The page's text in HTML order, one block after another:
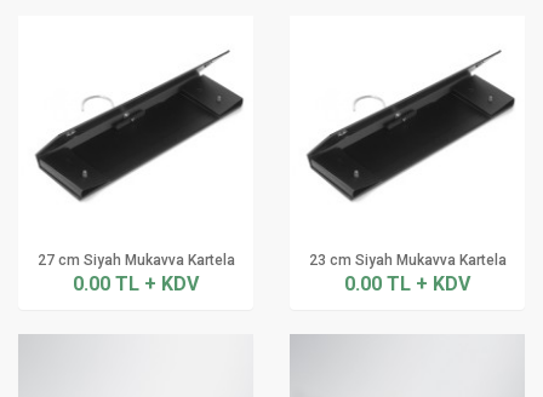
27 cm Siyah Mukavva Kartela
0.00 TL + KDV
23 cm Siyah Mukavva Kartela
0.00 TL + KDV